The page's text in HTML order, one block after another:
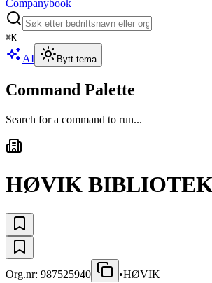
Companybook
⌘K
AI Bytt tema
Command Palette
Search for a command to run...
HØVIK
Org.nr: 987525940 •HØVIK